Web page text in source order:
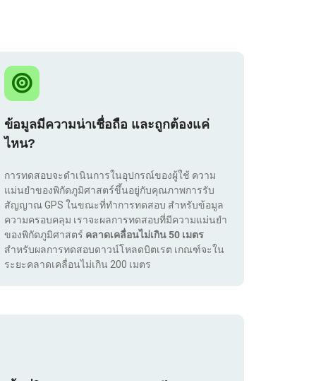
ข้อมูลมีความน่าเชื่อถือ และถูกต้องแค่
ไหน?
การทดสอบจะดำเนินการในอุปกรณ์ของผู้ใช้ ความ
แม่นยำของพิกัดภูมิศาสตร์ขึ้นอยู่กับคุณภาพการรับ
สัญญาณ GPS ในขณะที่ทำการทดสอบ สำหรับข้อมูล
ความครอบคลุม เราจะผลการทดสอบที่มีความแม่นยำ
ของพิกัดภูมิศาสตร์ คลาดเคลื่อนไม่เกิน 50 เมตร
สำหรับผลการทดสอบดาวน์โหลดบิตเรต เกณฑ์จะใน
ระยะคลาดเคลื่อนไม่เกิน 200 เมตร